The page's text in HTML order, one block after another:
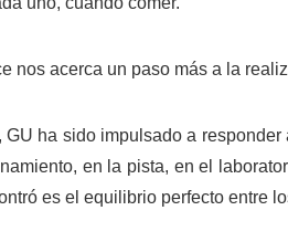
nos acerca un paso más a la
GU ha sido impulsado a
en la pista, en el
es el equilibrio perfecto entre